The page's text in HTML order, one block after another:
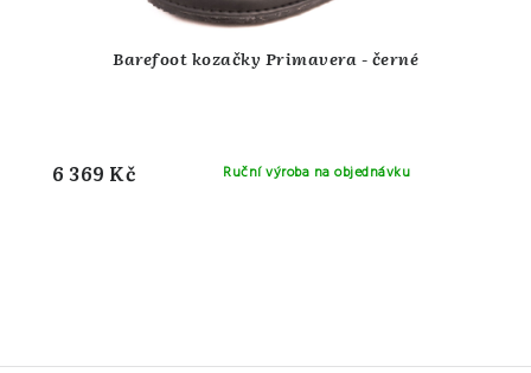
Barefoot kozačky Primavera - černé
Ruční výroba na objednávku
6 369 Kč